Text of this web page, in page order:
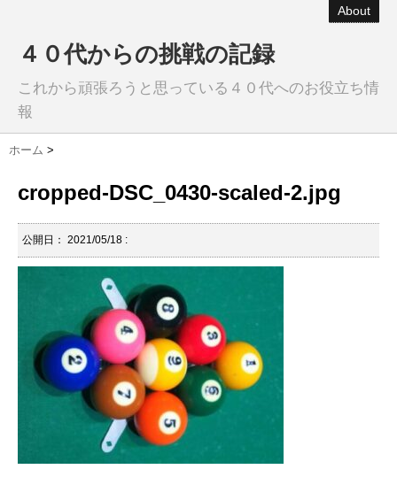
About
４０代からの挑戦の記録
これから頑張ろうと思っている４０代へのお役立ち情
報
ホーム >
cropped-DSC_0430-scaled-2.jpg
公開日： 2021/05/18 :